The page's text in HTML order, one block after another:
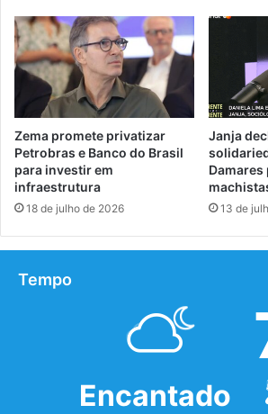
Zema promete privatizar
Petrobras e Banco do Brasil
para investir em
infraestrutura
18 de julho de 2026
Janja
13 de
Tempo
Encantado